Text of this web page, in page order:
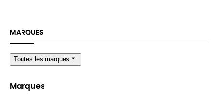
MARQUES
Toutes les marques arrow_drop_down
Marques